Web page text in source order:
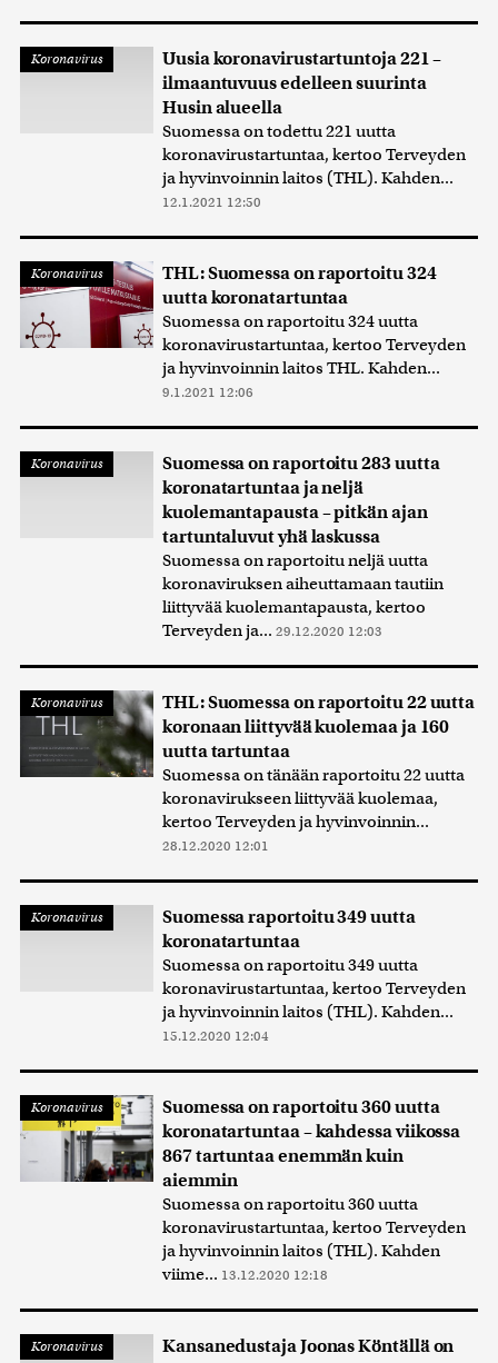
Koronavirus
Uusia koronavirustartuntoja 221 –
ilmaantuvuus edelleen suurinta
Husin alueella
Suomessa on todettu 221 uutta
koronavirustartuntaa, kertoo Terveyden
ja hyvinvoinnin laitos (THL). Kahden...
12.1.2021 12:50
Koronavirus
THL: Suomessa on raportoitu 324
uutta koronatartuntaa
Suomessa on raportoitu 324 uutta
koronavirustartuntaa, kertoo Terveyden
ja hyvinvoinnin laitos THL. Kahden...
9.1.2021 12:06
Koronavirus
Suomessa on raportoitu 283 uutta
koronatartuntaa ja neljä
kuolemantapausta – pitkän ajan
tartuntaluvut yhä laskussa
Suomessa on raportoitu neljä uutta
koronaviruksen aiheuttamaan tautiin
liittyvää kuolemantapausta, kertoo
Terveyden ja... 29.12.2020 12:03
Koronavirus
THL: Suomessa on raportoitu 22 uutta
koronaan liittyvää kuolemaa ja 160
uutta tartuntaa
Suomessa on tänään raportoitu 22 uutta
koronavirukseen liittyvää kuolemaa,
kertoo Terveyden ja hyvinvoinnin...
28.12.2020 12:01
Koronavirus
Suomessa raportoitu 349 uutta
koronatartuntaa
Suomessa on raportoitu 349 uutta
koronavirustartuntaa, kertoo Terveyden
ja hyvinvoinnin laitos (THL). Kahden...
15.12.2020 12:04
Koronavirus
Suomessa on raportoitu 360 uutta
koronatartuntaa – kahdessa viikossa
867 tartuntaa enemmän kuin
aiemmin
Suomessa on raportoitu 360 uutta
koronavirustartuntaa, kertoo Terveyden
ja hyvinvoinnin laitos (THL). Kahden
viime... 13.12.2020 12:18
Koronavirus
Kansanedustaja Joonas Köntällä on